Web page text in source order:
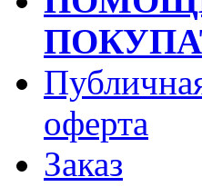
оферта
Заказ